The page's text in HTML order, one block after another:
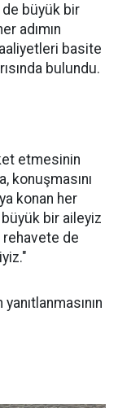
büyük bir
adımın
basite
bulundu.
etmesinin
konuşmasını
konan her
büyük bir aileyiz
de